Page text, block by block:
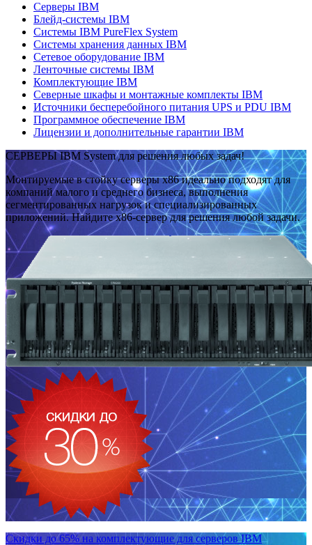
Серверы IBM
Блейд-системы IBM
Системы IBM PureFlex System
Системы хранения данных IBM
Сетевое оборудование IBM
Ленточные системы IBM
Комплектующие IBM
Северные шкафы и монтажные комплекты IBM
Источники бесперебойного питания UPS и PDU IBM
Программное обеспечение IBM
Лицензии и дополнительные гарантии IBM
СЕРВЕРЫ IBM System для решения любых задач!
Монтируемые в стойку серверы x86 идеально подходят для
компаний малого и среднего бизнеса, выполнения
сегментированных нагрузок и специализированных
приложений. Найдите x86-сервер для решения любой задачи.
Скидки до 65% на комплектующие для серверов IBM